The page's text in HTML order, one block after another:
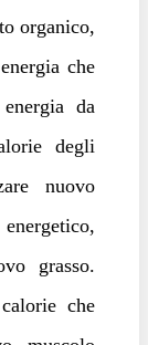
organico,
che
da
degli
nuovo
grasso.
che